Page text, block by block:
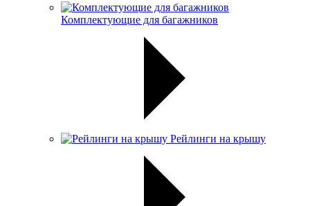
Комплектующие для багажников
Рейлинги на крышу